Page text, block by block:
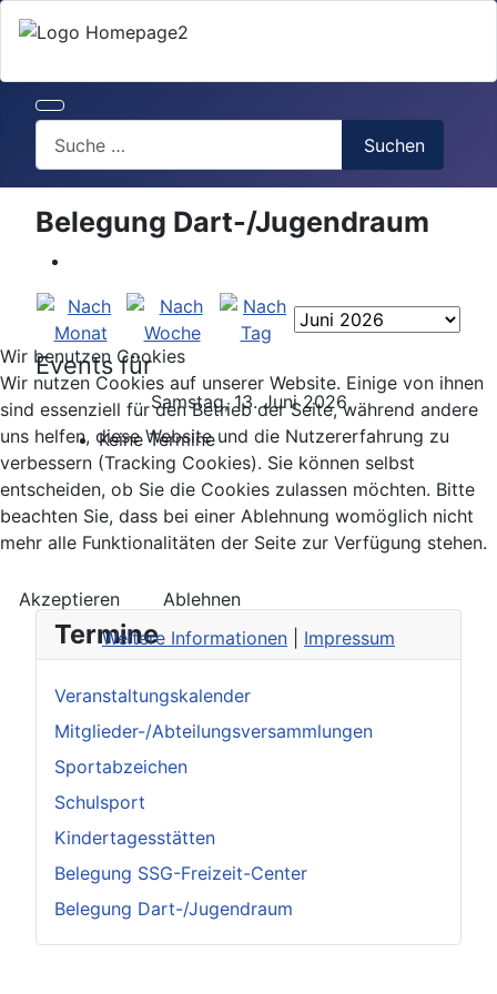
Suchen
Termine
Veranstaltungskalender
Mitglieder-/Abteilungsversammlungen
Sportabzeichen
Schulsport
Kindertagesstätten
Belegung SSG-Freizeit-Center
Belegung Dart-/Jugendraum
Belegung Dart-/Jugendraum
Events für
Samstag, 13. Juni 2026
Keine Termine
Wir benutzen Cookies
Wir nutzen Cookies auf unserer Website. Einige von ihnen
sind essenziell für den Betrieb der Seite, während andere
uns helfen, diese Website und die Nutzererfahrung zu
verbessern (Tracking Cookies). Sie können selbst
entscheiden, ob Sie die Cookies zulassen möchten. Bitte
beachten Sie, dass bei einer Ablehnung womöglich nicht
mehr alle Funktionalitäten der Seite zur Verfügung stehen.
Akzeptieren
Ablehnen
Weitere Informationen
Impressum